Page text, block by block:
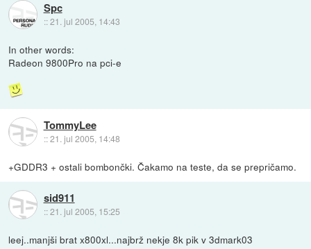
Spc
::21. jul 2005, 14:43
In other words:
Radeon 9800Pro na pci-e
TommyLee
::21. jul 2005, 14:48
+GDDR3 + ostali bombončki. Čakamo na teste, da se prepričamo.
sid911
::21. jul 2005, 15:25
leej..manjši brat x800xl...najbrž nekje 8k pik v 3dmark03